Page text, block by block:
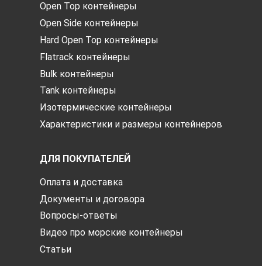
Open Top контейнеры
Open Side контейнеры
Hard Open Top контейнеры
Flatrack контейнеры
Bulk контейнеры
Tank контейнеры
Изотермические контейнеры
Характеристики и размеры контейнеров
ДЛЯ ПОКУПАТЕЛЕЙ
Оплата и доставка
Документы и договора
Вопросы-ответы
Видео про морские контейнеры
Статьи